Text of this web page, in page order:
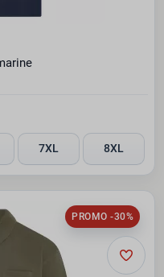
7XL 8XL
PROMO -30%